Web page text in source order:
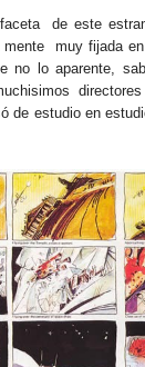
de este
muy fijada
no lo aparente,
directores
de estudio en